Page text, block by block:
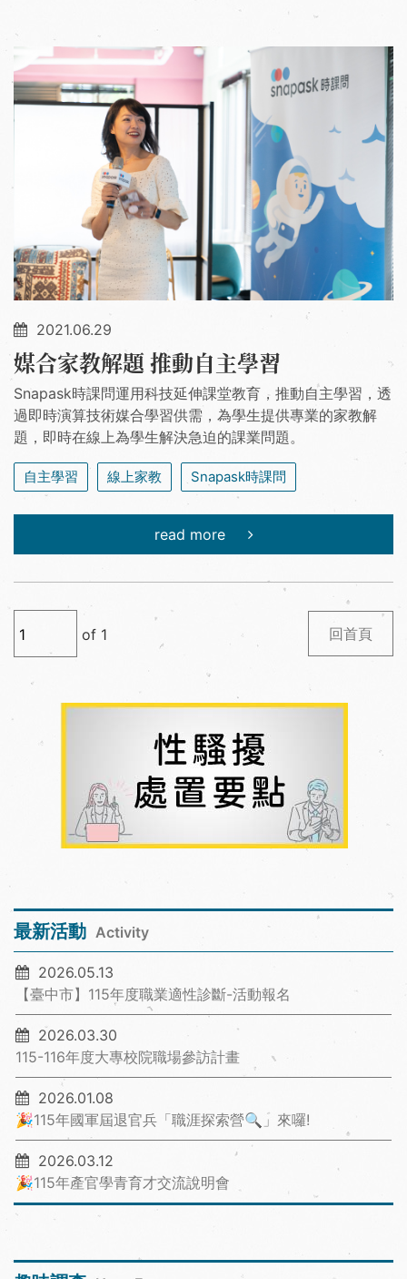
2021.06.29
媒合家教解題 推動自主學習
Snapask時課問運用科技延伸課堂教育，推動自主學習，透
過即時演算技術媒合學習供需，為學生提供專業的家教解
題，即時在線上為學生解決急迫的課業問題。
自主學習 線上家教 Snapask時課問
read more
of 1 回首頁
最新活動 Activity
2026.05.13
【臺中市】115年度職業適性診斷-活動報名
2026.03.30
115-116年度大專校院職場參訪計畫
2026.01.08
🎉115年國軍屆退官兵「職涯探索營🔍」來囉!
2026.03.12
🎉115年產官學青育才交流說明會